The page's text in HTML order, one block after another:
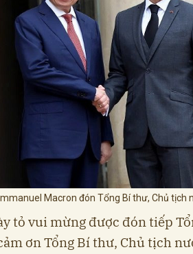
Macron đón Tổng Bí thư, Chủ tịch
tỏ vui mừng được đón tiếp
ơn Tổng Bí thư, Chủ tịch